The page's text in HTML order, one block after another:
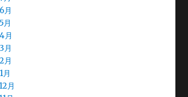
月
月
月
月
月
月
月